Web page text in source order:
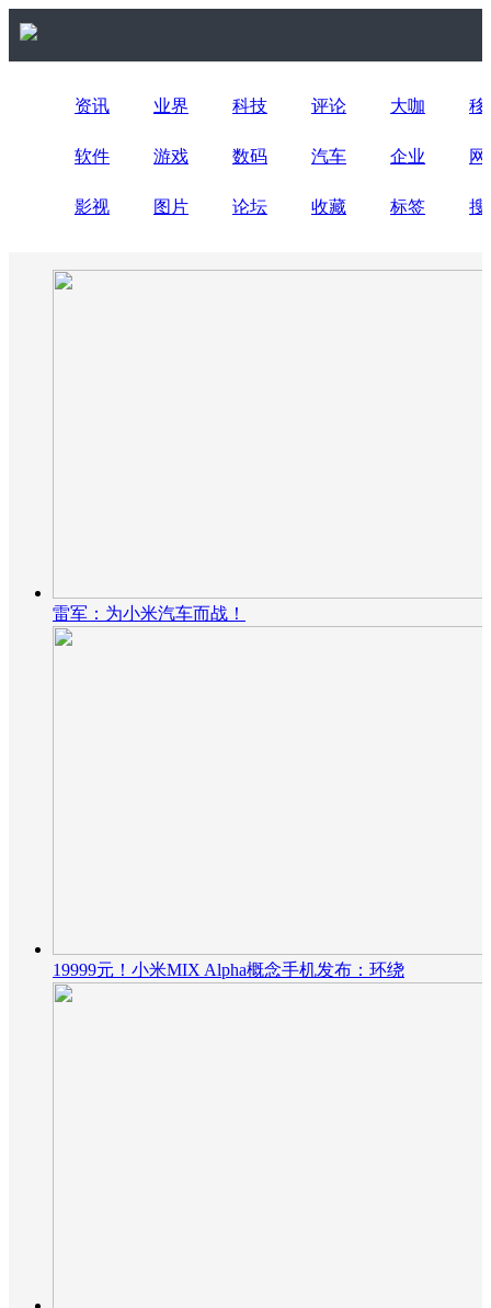
资讯 业界 科技 评论 大咖 移
软件 游戏 数码 汽车 企业 网
影视 图片 论坛 收藏 标签 搜
雷军：为小米汽车而战！
19999元！小米MIX Alpha概念手机发布：环绕